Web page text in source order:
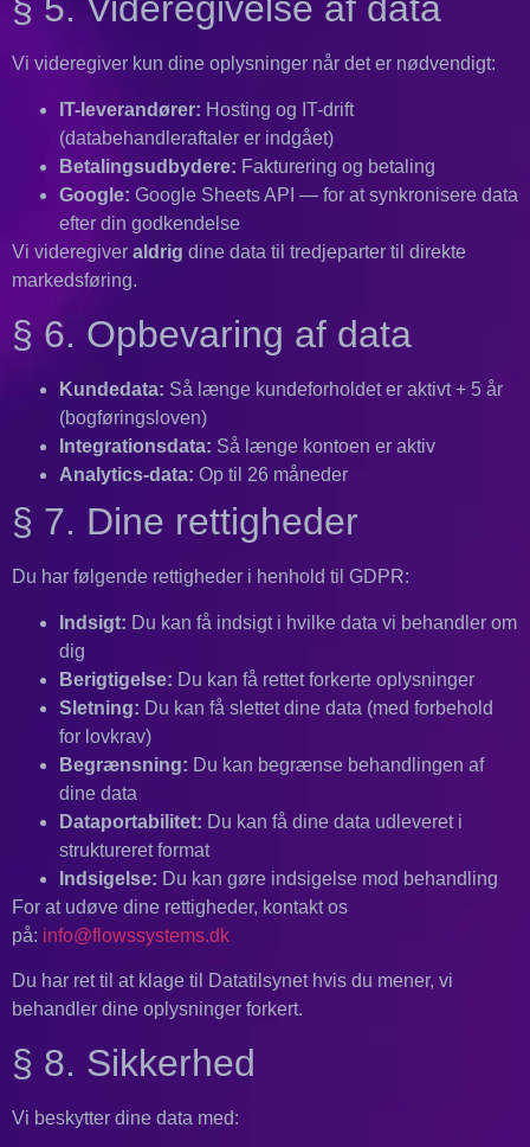
§ 5. Videregivelse af data
Vi videregiver kun dine oplysninger når det er nødvendigt:
IT-leverandører: Hosting og IT-drift
(databehandleraftaler er indgået)
Betalingsudbydere: Fakturering og betaling
Google: Google Sheets API — for at synkronisere data
efter din godkendelse
Vi videregiver aldrig dine data til tredjeparter til direkte
markedsføring.
§ 6. Opbevaring af data
Kundedata: Så længe kundeforholdet er aktivt + 5 år
(bogføringsloven)
Integrationsdata: Så længe kontoen er aktiv
Analytics-data: Op til 26 måneder
§ 7. Dine rettigheder
Du har følgende rettigheder i henhold til GDPR:
Indsigt: Du kan få indsigt i hvilke data vi behandler om
dig
Berigtigelse: Du kan få rettet forkerte oplysninger
Sletning: Du kan få slettet dine data (med forbehold
for lovkrav)
Begrænsning: Du kan begrænse behandlingen af
dine data
Dataportabilitet: Du kan få dine data udleveret i
struktureret format
Indsigelse: Du kan gøre indsigelse mod behandling
For at udøve dine rettigheder, kontakt os
på: info@flowssystems.dk
Du har ret til at klage til Datatilsynet hvis du mener, vi
behandler dine oplysninger forkert.
§ 8. Sikkerhed
Vi beskytter dine data med: